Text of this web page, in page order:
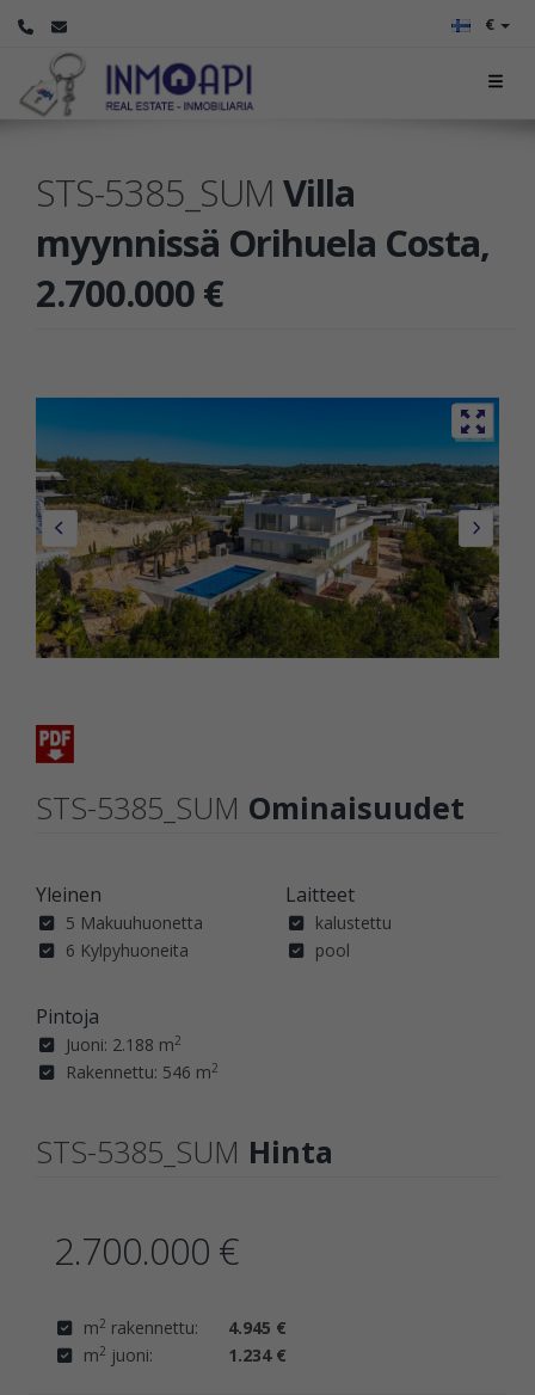
€
STS-5385_SUM Villa
myynnissä Orihuela Costa,
2.700.000 €
STS-5385_SUM Ominaisuudet
Yleinen
5 Makuuhuonetta
6 Kylpyhuoneita
Pintoja
Juoni: 2.188 m2
Rakennettu: 546 m2
Laitteet
kalustettu
pool
STS-5385_SUM Hinta
2.700.000 €
m2 rakennettu:
4.945 €
m2 juoni: 1.234 €